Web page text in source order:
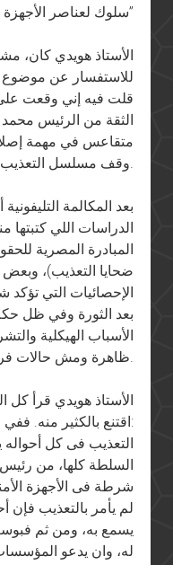
سلوك لعناصر الأجهزة الأمنية؟”
الأستاذ هويدي كان،
للاستفسار عن موضوع
قلت فيه إني وقعت
الثقة من الرئيس
متقاعس في مهمة
وقف مسلسل التعذيب.
بعد المكالمة
الدراسات اللي
المبادرة المصرية
ضحايا التعذيب)، وبعض
الإحصائيات التي تؤكد
بعد الثورة وفي ظل
الأسباب الهيكلية
ظاهرة ومش حالات فردية.
الأستاذ هويدي قرأ كل
اقتنع بالكثير منه. ففي مقال النهارده مثلا قال:
السلطة كلها، من
شرطة فى الأجهزة
لم يأمر بالتعذيب فإن
يسمع به، ومن ثم
له، وان يدعو